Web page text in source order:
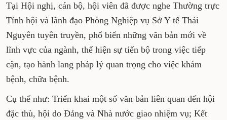
Tại Hội nghị, cán bộ, hội viên đã được nghe Thường trực
Tỉnh hội và lãnh đạo Phòng Nghiệp vụ Sở Y tế Thái
Nguyên tuyên truyền, phổ biến những văn bản mới về
lĩnh vực của ngành, thể hiện sự tiến bộ trong việc tiếp
cận, tạo hành lang pháp lý quan trọng cho việc khám
bệnh, chữa bệnh.
Cụ thể như: Triển khai một số văn bản liên quan đến hội
đặc thù, hội do Đảng và Nhà nước giao nhiệm vụ; Kết